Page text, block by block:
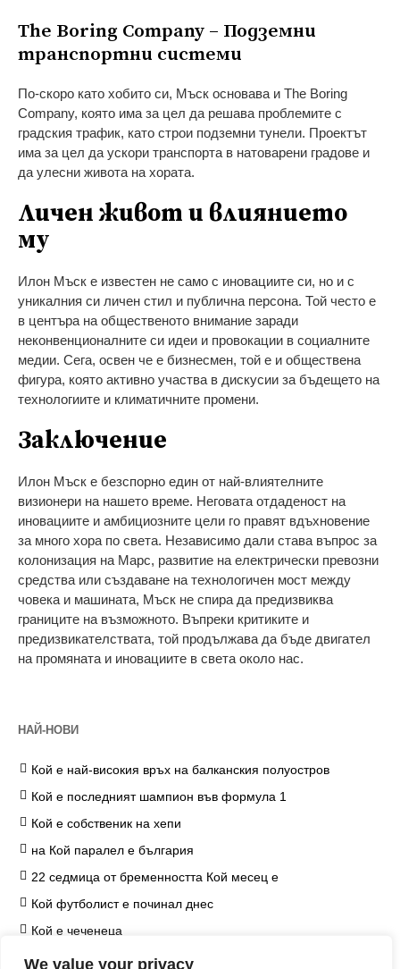
We value your privacy
The Boring Company – Подземни
транспортни системи
По-скоро като хобито си, Мъск основава и The Boring
Company, която има за цел да решава проблемите с
градския трафик, като строи подземни тунели. Проектът
има за цел да ускори транспорта в натоварени градове и
да улесни живота на хората.
Личен живот и влиянието
му
Илон Мъск е известен не само с иновациите си, но и с
уникалния си личен стил и публична персона. Той често е
в центъра на общественото внимание заради
неконвенционалните си идеи и провокации в социалните
медии. Сега, освен че е бизнесмен, той е и обществена
фигура, която активно участва в дискусии за бъдещето на
технологиите и климатичните промени.
Заключение
Илон Мъск е безспорно един от най-влиятелните
визионери на нашето време. Неговата отдаденост на
иновациите и амбициозните цели го правят вдъхновение
за много хора по света. Независимо дали става въпрос за
колонизация на Марс, развитие на електрически превозни
средства или създаване на технологичен мост между
човека и машината, Мъск не спира да предизвиква
границите на възможното. Въпреки критиките и
предизвикателствата, той продължава да бъде двигател
на промяната и иновациите в света около нас.
НАЙ-НОВИ
Кой е най-високия връх на балканския полуостров
Кой е последният шампион във формула 1
Кой е собственик на хепи
на Кой паралел е българия
22 седмица от бременността Кой месец е
Кой футболист е починал днес
Кой е чеченеца
на Кой козметичен продукт чърчил не е наложил